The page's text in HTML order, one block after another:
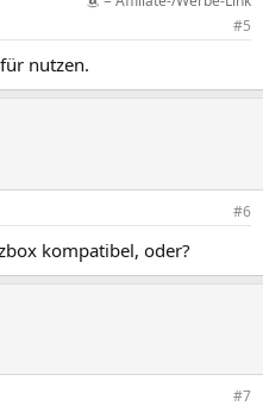
#5
nutzen.
#6
kompatibel, oder?
#7